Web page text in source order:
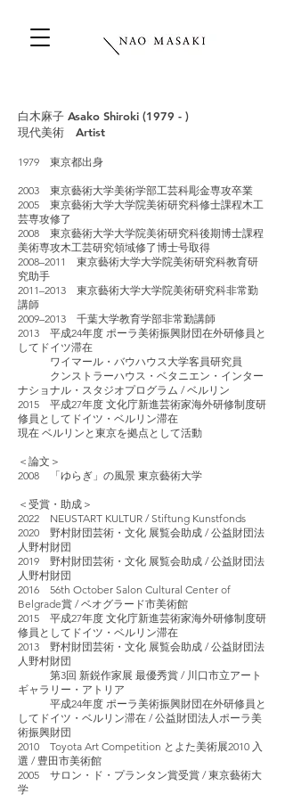
白木麻子 Asako Shiroki (1979 - )
現代美術 Artist
1979 東京都出身
2003 東京藝術大学美術学部工芸科彫金専攻卒業
2005 東京藝術大学大学院美術研究科修士課程木工
芸専攻修了
2008 東京藝術大学大学院美術研究科後期博士課程
美術専攻木工芸研究領域修了博士号取得
2008–2011 東京藝術大学大学院美術研究科教育研
究助手
2011–2013 東京藝術大学大学院美術研究科非常勤
講師
2009–2013 千葉大学教育学部非常勤講師
2013 平成24年度 ポーラ美術振興財団在外研修員と
してドイツ滞在
ワイマール・バウハウス大学客員研究員
クンストラーハウス・ベタニエン・インター
ナショナル・スタジオプログラム / ベルリン
2015 平成27年度 文化庁新進芸術家海外研修制度研
修員としてドイツ・ベルリン滞在
現在 ベルリンと東京を拠点として活動
＜論文＞
2008 「ゆらぎ」の風景 東京藝術大学
＜受賞・助成＞
2022 NEUSTART KULTUR / Stiftung Kunstfonds
2020 野村財団芸術・文化 展覧会助成 / 公益財団法
人野村財団
2019 野村財団芸術・文化 展覧会助成 / 公益財団法
人野村財団
2016 56th October Salon Cultural Center of
Belgrade賞 / ベオグラード市美術館
2015 平成27年度 文化庁新進芸術家海外研修制度研
修員としてドイツ・ベルリン滞在
2013 野村財団芸術・文化 展覧会助成 / 公益財団法
人野村財団
第3回 新鋭作家展 最優秀賞 / 川口市立アート
ギャラリー・アトリア
平成24年度 ポーラ美術振興財団在外研修員と
してドイツ・ベルリン滞在 / 公益財団法人ポーラ美
術振興財団
2010 Toyota Art Competition とよた美術展2010 入
選 / 豊田市美術館
2005 サロン・ド・プランタン賞受賞 / 東京藝術大
学